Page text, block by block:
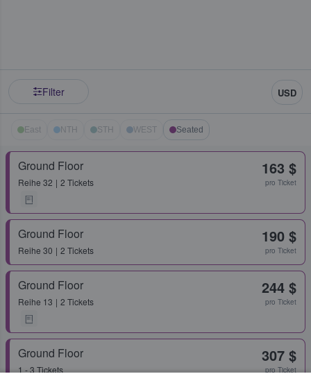
Filter USD
East NTH STH WEST Seated
Ground Floor
Reihe 32 2 Tickets
163 $
pro Ticket
Ground Floor
Reihe 30 2 Tickets
190 $
pro Ticket
Ground Floor
Reihe 13 2 Tickets
244 $
pro Ticket
Ground Floor
1 - 3 Tickets
307 $
pro Ticket